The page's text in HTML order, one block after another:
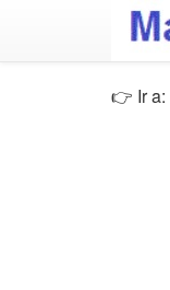
👉 Ir a: